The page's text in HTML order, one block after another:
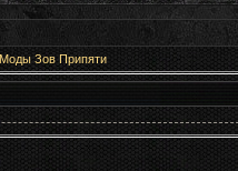
Моды Зов Припяти